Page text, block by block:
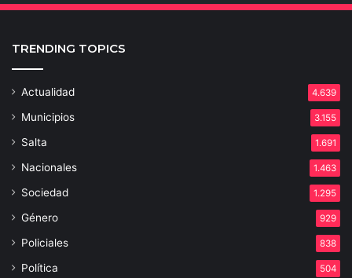
TRENDING TOPICS
Actualidad 4.639
Municipios 3.155
Salta 1.691
Nacionales 1.463
Sociedad 1.295
Género 929
Policiales 838
Política 504